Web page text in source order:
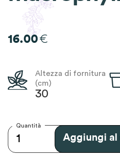
16.00€
Altezza di fornitura
(cm)
30
Quantità
Aggiungi al